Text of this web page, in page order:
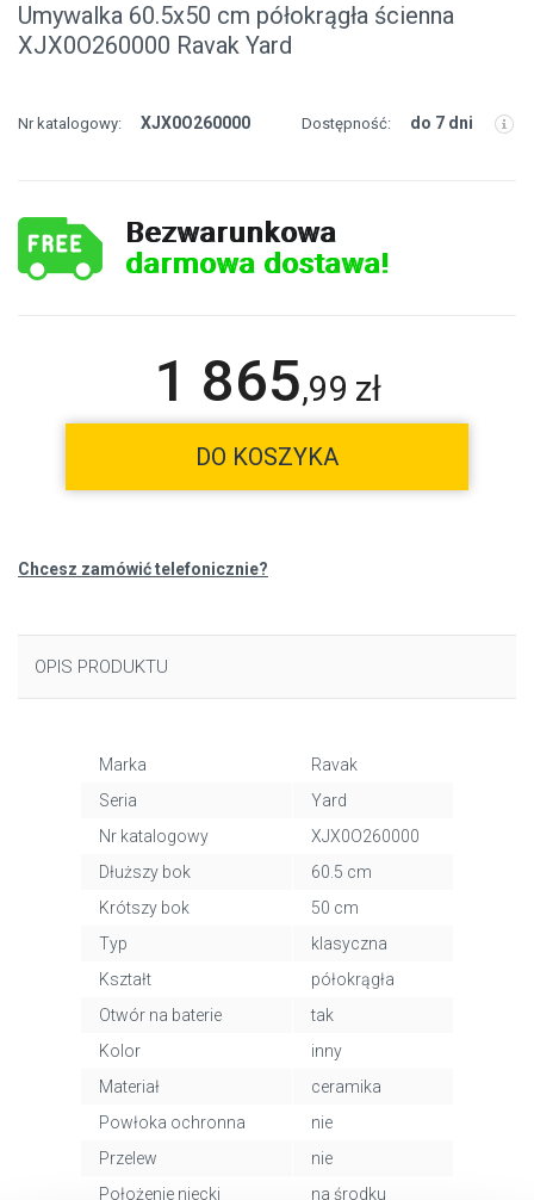
Umywalka 60.5x50 cm półokrągła ścienna
XJX0O260000 Ravak Yard
Nr katalogowy: XJX0O260000 Dostępność: do 7 dni
Bezwarunkowa
darmowa dostawa!
1 865,99 zł
DO KOSZYKA
Chcesz zamówić telefonicznie?
OPIS PRODUKTU
Marka
Ravak
Seria
Yard
Nr katalogowy
XJX0O260000
Dłuższy bok
60.5 cm
Krótszy bok
50 cm
Typ
klasyczna
Kształt
półokrągła
Otwór na baterie
tak
Kolor
inny
Materiał
ceramika
Powłoka ochronna
nie
Przelew
nie
Położenie niecki
na środku